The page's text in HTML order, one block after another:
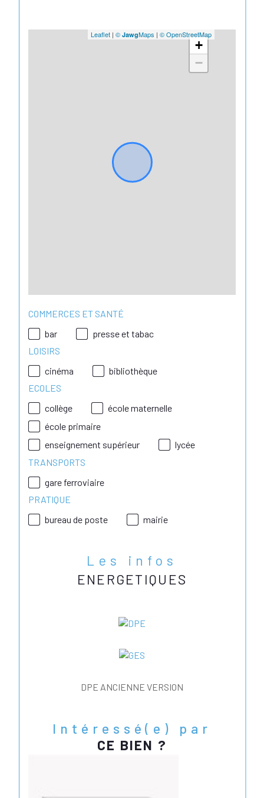
+
−
Leaflet | © JawgMaps | © OpenStreetMap
COMMERCES ET SANTÉ
bar
presse et tabac
LOISIRS
cinéma
bibliothèque
ECOLES
collège
école maternelle
école primaire
enseignement supérieur
lycée
TRANSPORTS
gare ferroviaire
PRATIQUE
bureau de poste
mairie
Les infos
ENERGETIQUES
DPE ANCIENNE VERSION
Intéressé(e) par
CE BIEN ?